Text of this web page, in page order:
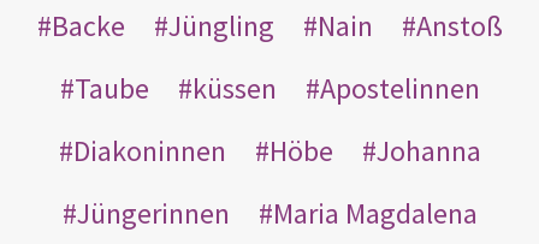
Backe
Jüngling Nain
Anstoß
Taube
küssen
Apostelinnen
Diakoninnen
Höbe
Johanna
Jüngerinnen
Maria Magdalena